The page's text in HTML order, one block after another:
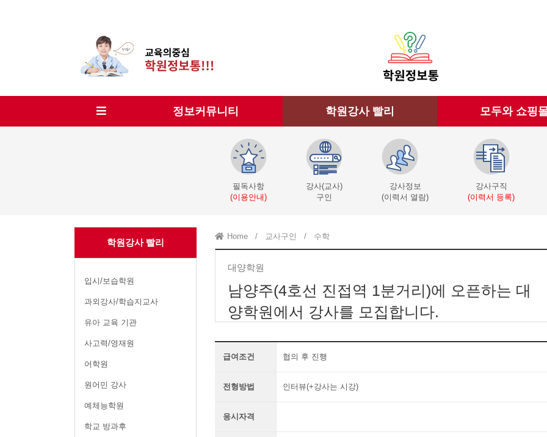
정보커뮤니티 학원강사 빨리 모두와 쇼핑
필독사항
(이용안내)
강사(교사)
구인
강사정보
(이력서 열람)
강사구직
(이력서 등록)
학원강사 빨리
입시/보습학원
과외강사/학습지교사
유아 교육 기관
사고력/영재원
어학원
원어민 강사
예체능학원
학교 방과후
Home / 교사구인 / 수학
대양학원
남양주(4호선 진접역 1분거리)에 오픈하는 대
양학원에서 강사를 모집합니다.
급여조건 협의 후 진행
전형방법 인터뷰(+강사는 시강)
응시자격